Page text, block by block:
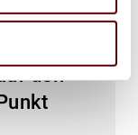
Politik
den